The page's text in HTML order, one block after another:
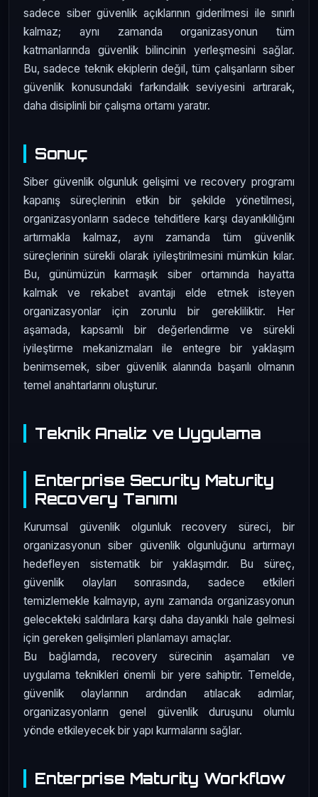
sadece siber güvenlik açıklarının giderilmesi ile sınırlı
kalmaz; aynı zamanda organizasyonun tüm
katmanlarında güvenlik bilincinin yerleşmesini sağlar.
Bu, sadece teknik ekiplerin değil, tüm çalışanların siber
güvenlik konusundaki farkındalık seviyesini artırarak,
daha disiplinli bir çalışma ortamı yaratır.
Sonuç
Siber güvenlik olgunluk gelişimi ve recovery programı
kapanış süreçlerinin etkin bir şekilde yönetilmesi,
organizasyonların sadece tehditlere karşı dayanıklılığını
artırmakla kalmaz, aynı zamanda tüm güvenlik
süreçlerinin sürekli olarak iyileştirilmesini mümkün kılar.
Bu, günümüzün karmaşık siber ortamında hayatta
kalmak ve rekabet avantajı elde etmek isteyen
organizasyonlar için zorunlu bir gerekliliktir. Her
aşamada, kapsamlı bir değerlendirme ve sürekli
iyileştirme mekanizmaları ile entegre bir yaklaşım
benimsemek, siber güvenlik alanında başarılı olmanın
temel anahtarlarını oluşturur.
Teknik Analiz ve Uygulama
Enterprise Security Maturity
Recovery Tanımı
Kurumsal güvenlik olgunluk recovery süreci, bir
organizasyonun siber güvenlik olgunluğunu artırmayı
hedefleyen sistematik bir yaklaşımdır. Bu süreç,
güvenlik olayları sonrasında, sadece etkileri
temizlemekle kalmayıp, aynı zamanda organizasyonun
gelecekteki saldırılara karşı daha dayanıklı hale gelmesi
için gereken gelişimleri planlamayı amaçlar.
Bu bağlamda, recovery sürecinin aşamaları ve
uygulama teknikleri önemli bir yere sahiptir. Temelde,
güvenlik olaylarının ardından atılacak adımlar,
organizasyonların genel güvenlik duruşunu olumlu
yönde etkileyecek bir yapı kurmalarını sağlar.
Enterprise Maturity Workflow